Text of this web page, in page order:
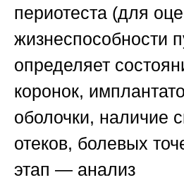
периотеста (для
жизнеспособности
определяет
коронок,
оболочки, наличие
отеков, болевых
этап — анализ